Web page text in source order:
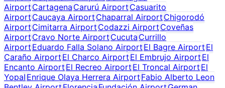
AirportCartagenaCarurú AirportCasuarito
AirportCaucaya AirportChaparral AirportChigorodó
AirportCimitarra AirportCodazzi AirportCoveñas
AirportCravo Norte AirportCucutaCurrillo
AirportEduardo Falla Solano AirportEl Bagre AirportEl
Caraño AirportEl Charco AirportEl Embrujo Airport El
Encanto AirportEl Recreo AirportEl Troncal AirportEl
YopalEnrique Olaya Herrera AirportFabio Alberto Leon